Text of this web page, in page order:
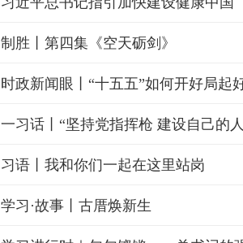
制胜丨第四集《空天砺剑》
一习话丨“坚持党指挥枪 建设自己的
习语丨我和你们一起在这里站岗
学习·故事丨古厝焕新生